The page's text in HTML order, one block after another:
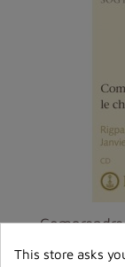
€6.00
This store asks